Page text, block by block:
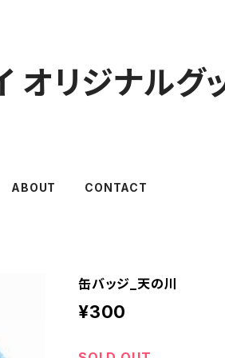
オリジナルグ
ABOUT CONTACT
缶バッジ_天の川
¥300